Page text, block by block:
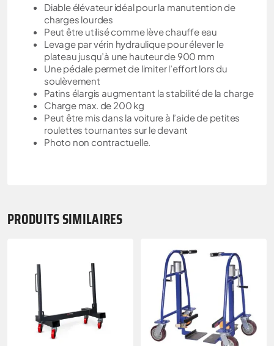
Diable élévateur idéal pour la manutention de
charges lourdes
Peut être utilisé comme lève chauffe eau
Levage par vérin hydraulique pour élever le
plateau jusqu’à une hauteur de 900 mm
Une pédale permet de limiter l’effort lors du
soulèvement
Patins élargis augmentant la stabilité de la charge
Charge max. de 200 kg
Peut être mis dans la voiture à l’aide de petites
roulettes tournantes sur le devant
Photo non contractuelle.
PRODUITS SIMILAIRES